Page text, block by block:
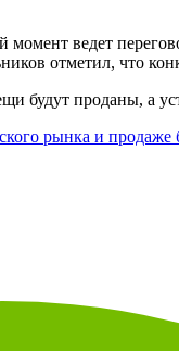
отметил, что